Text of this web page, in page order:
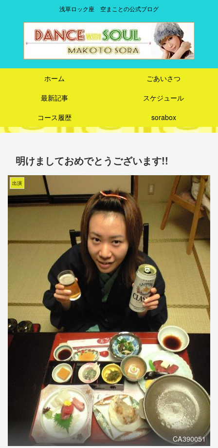
浅草ロック座 空まことの公式ブログ
ホーム
ごあいさつ
最新記事
スケジュール
コース履歴
sorabox
明けましておめでとうございます!!
出演
CA390051